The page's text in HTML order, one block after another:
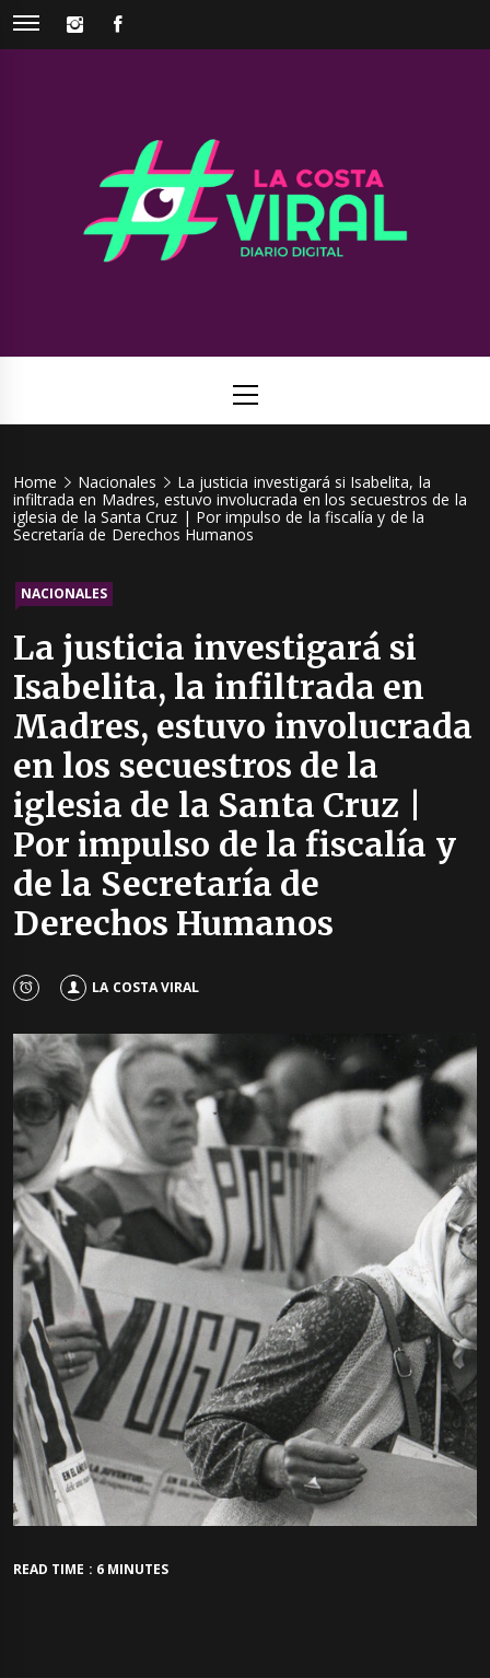
Skip
INSTAGRAM
Viral
Menu
Home Nacionales
La justicia investigará si Isabelita, la
infiltrada en Madres, estuvo involucrada en los secuestros de la
iglesia de la Santa Cruz | Por impulso de la fiscalía y de la
Secretaría de Derechos Humanos
NACIONALES
La justicia investigará si
Isabelita, la infiltrada en
Madres, estuvo involucrada
en los secuestros de la
iglesia de la Santa Cruz |
Por impulso de la fiscalía y
de la Secretaría de
Derechos Humanos
LA COSTA VIRAL
READ TIME : 6 MINUTES